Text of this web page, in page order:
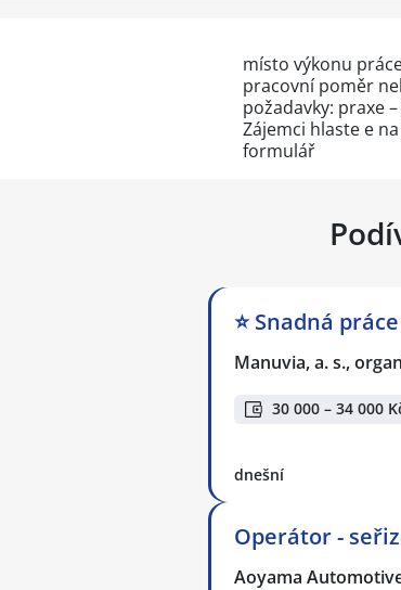
místo výkonu
pracovní poměr
požadavky: praxe
Zájemci hlaste e
formulář
⭐ Snadná
Manuvia, a. s.,
30 000 – 34 000
dnešní
Operátor -
Aoyama